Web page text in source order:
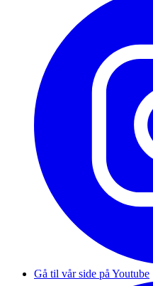
Gå til vår side på Youtube